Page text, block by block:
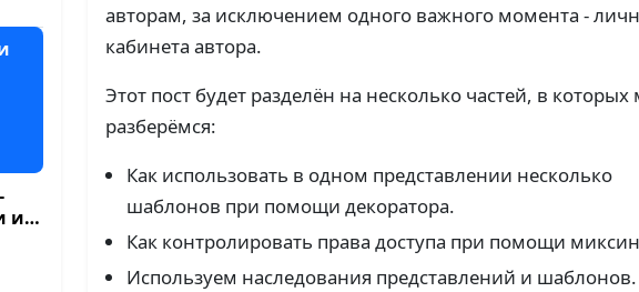
авторам, за исключением одного важного момента -
кабинета автора.
Этот пост будет разделён на несколько частей, в
разберёмся:
Как использовать в одном представлении несколько
шаблонов при помощи декоратора.
Как контролировать права доступа при помощи
Используем наследования представлений и шаблонов.
и